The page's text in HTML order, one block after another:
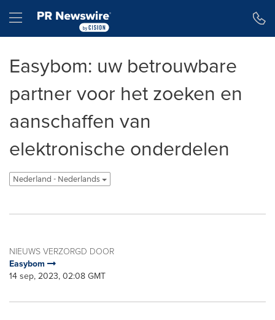
Hamburger menu
Easybom: uw betrouwbare
partner voor het zoeken en
aanschaffen van
elektronische onderdelen
Nederland - Nederlands
NIEUWS VERZORGD DOOR
Easybom
14 sep, 2023, 02:08 GMT